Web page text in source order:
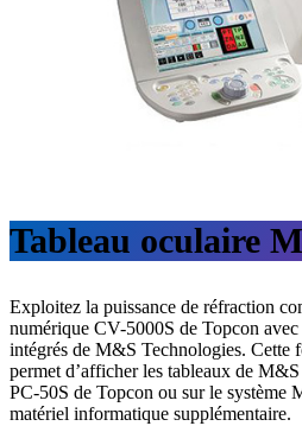
Tableau oculaire
Exploitez la puissance de réfraction
numérique CV-5000S de Topcon
intégrés de M&S Technologies. Cette
permet d’afficher les tableaux de
PC-50S de Topcon ou sur le système
matériel informatique supplémentaire.